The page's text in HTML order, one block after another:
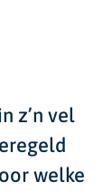
z’n vel
welke